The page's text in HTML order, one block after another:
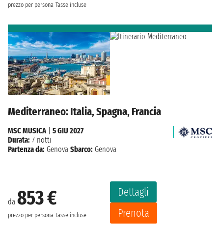
prezzo per persona Tasse incluse
Mediterraneo: Italia, Spagna, Francia
da 853 €
prezzo per persona Tasse incluse
Dettagli
Prenota
MSC MUSICA| 5 GIU 2027
Durata: 7 notti
Partenza da: Genova Sbarco: Genova